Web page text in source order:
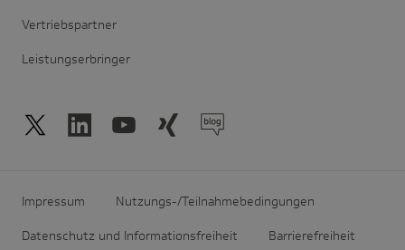
Vertriebspartner
Leistungserbringer
Impressum Nutzungs-/Teilnahmebedingungen
Datenschutz und Informationsfreiheit Barrierefreiheit